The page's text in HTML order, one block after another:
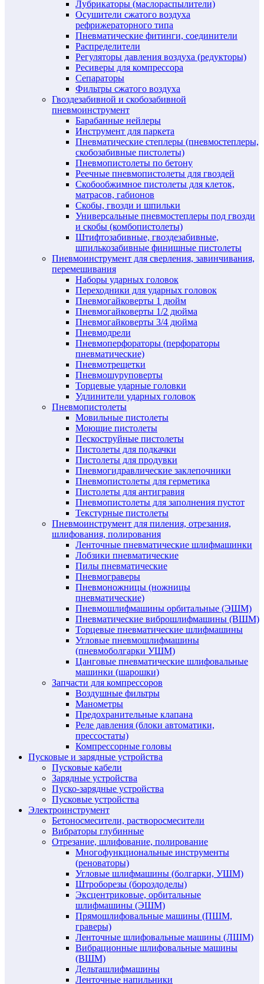
Лубрикаторы (маслораспылители)
Осушители сжатого воздуха
рефрижераторного типа
Пневматические фитинги, соединители
Распределители
Регуляторы давления воздуха (редукторы)
Ресиверы для компрессора
Сепараторы
Фильтры сжатого воздуха
Гвоздезабивной и скобозабивной
пневмоинструмент
Барабанные нейлеры
Инструмент для паркета
Пневматические степлеры (пневмостеплеры,
скобозабивные пистолеты)
Пневмопистолеты по бетону
Реечные пневмопистолеты для гвоздей
Скобообжимное пистолеты для клеток,
матрасов, габионов
Скобы, гвозди и шпильки
Универсальные пневмостеплеры под гвозди
и скобы (комбопистолеты)
Штифтозабивные, гвоздезабивные,
шпилькозабивные финишные пистолеты
Пневмоинструмент для сверления, завинчивания,
перемешивания
Наборы ударных головок
Переходники для ударных головок
Пневмогайковерты 1 дюйм
Пневмогайковерты 1/2 дюйма
Пневмогайковерты 3/4 дюйма
Пневмодрели
Пневмоперфораторы (перфораторы
пневматические)
Пневмотрещетки
Пневмошуруповерты
Торцевые ударные головки
Удлинители ударных головок
Пневмопистолеты
Мовильные пистолеты
Моющие пистолеты
Пескоструйные пистолеты
Пистолеты для подкачки
Пистолеты для продувки
Пневмогидравлические заклепочники
Пневмопистолеты для герметика
Пистолеты для антигравия
Пневмопистолеты для заполнения пустот
Текстурные пистолеты
Пневмоинструмент для пиления, отрезания,
шлифования, полирования
Ленточные пневматические шлифмашинки
Лобзики пневматические
Пилы пневматические
Пневмограверы
Пневмоножницы (ножницы
пневматические)
Пневмошлифмашины орбитальные (ЭШМ)
Пневматические виброшлифмашины (ВШМ)
Торцевые пневматические шлифмашины
Угловые пневмошлифмашины
(пневмоболгарки УШМ)
Цанговые пневматические шлифовальные
машинки (шарошки)
Запчасти для компрессоров
Воздушные фильтры
Манометры
Предохранительные клапана
Реле давления (блоки автоматики,
прессостаты)
Компрессорные головы
Пусковые и зарядные устройства
Пусковые кабели
Зарядные устройства
Пуско-зарядные устройства
Пусковые устройства
Электроинструмент
Бетоносмесители, растворосмесители
Вибраторы глубинные
Отрезание, шлифование, полирование
Многофункциональные инструменты
(реноваторы)
Угловые шлифмашины (болгарки, УШМ)
Штроборезы (бороздоделы)
Эксцентриковые, орбитальные
шлифмашины (ЭШМ)
Прямошлифовальные машины (ПШМ,
граверы)
Ленточные шлифовальные машины (ЛШМ)
Вибрационные шлифовальные машины
(ВШМ)
Дельташлифмашины
Ленточные напильники